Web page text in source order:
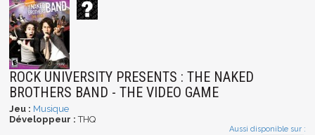
ROCK UNIVERSITY PRESENTS : THE NAKED
BROTHERS BAND - THE VIDEO GAME
Jeu : Musique
Développeur : THQ
Aussi disponible sur :